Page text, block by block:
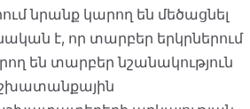
նրանք կարող են մեծացնել
է, որ տարբեր երկրներում
են տարբեր նշանակություն